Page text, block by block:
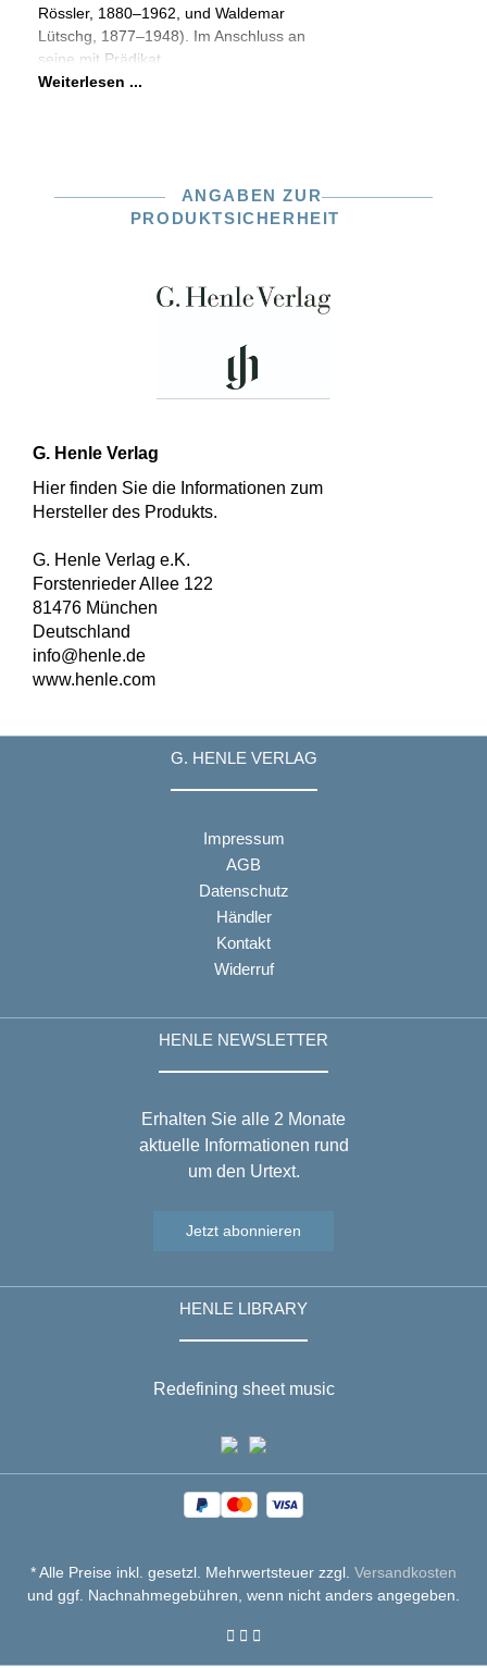
Rössler, 1880–1962, und Waldemar
Lütschg, 1877–1948). Im Anschluss an
seine mit Prädikat
Weiterlesen ...
ANGABEN ZUR
PRODUKTSICHERHEIT
G. Henle Verlag
Hier finden Sie die Informationen zum
Hersteller des Produkts.
G. Henle Verlag e.K.
Forstenrieder Allee 122
81476 München
Deutschland
info@henle.de
www.henle.com
G. HENLE VERLAG
Impressum
AGB
Datenschutz
Händler
Kontakt
Widerruf
HENLE NEWSLETTER
Erhalten Sie alle 2 Monate
aktuelle Informationen rund
um den Urtext.
Jetzt abonnieren
HENLE LIBRARY
Redefining sheet music
* Alle Preise inkl. gesetzl. Mehrwertsteuer zzgl. Versandkosten
und ggf. Nachnahmegebühren, wenn nicht anders angegeben.